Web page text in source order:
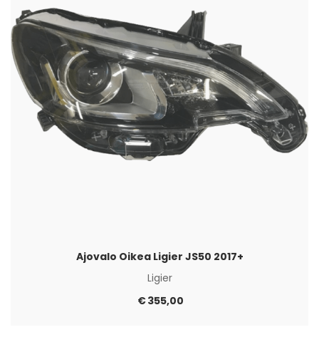
Ajovalo Oikea Ligier JS50 2017+
Ligier
€355,00